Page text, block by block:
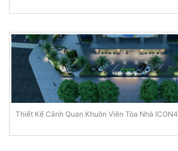
Thiết Kế Cảnh Quan Khuôn Viên Tòa Nhà ICON4